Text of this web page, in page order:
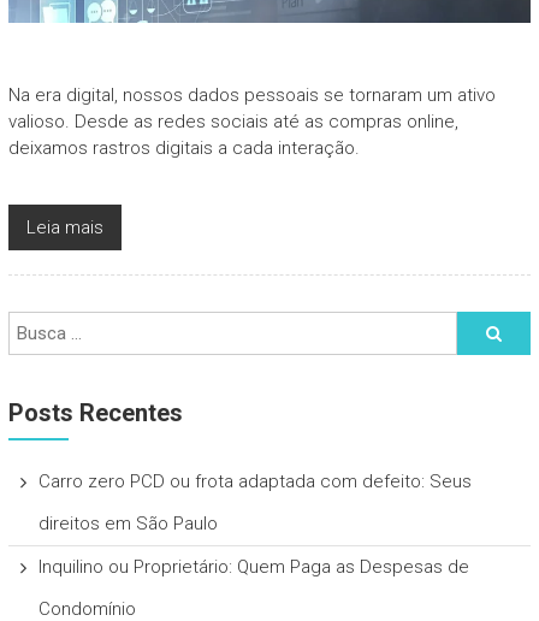
Na era digital, nossos dados pessoais se tornaram um ativo
valioso. Desde as redes sociais até as compras online,
deixamos rastros digitais a cada interação.
Leia mais
Posts Recentes
Carro zero PCD ou frota adaptada com defeito: Seus
direitos em São Paulo
Inquilino ou Proprietário: Quem Paga as Despesas de
Condomínio